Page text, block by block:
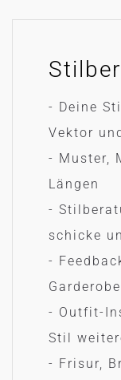
- Deine
Vektor
- Muster,
Längen
-
schicke
-
Garderobe
- Outfit-
Stil
- Frisur,